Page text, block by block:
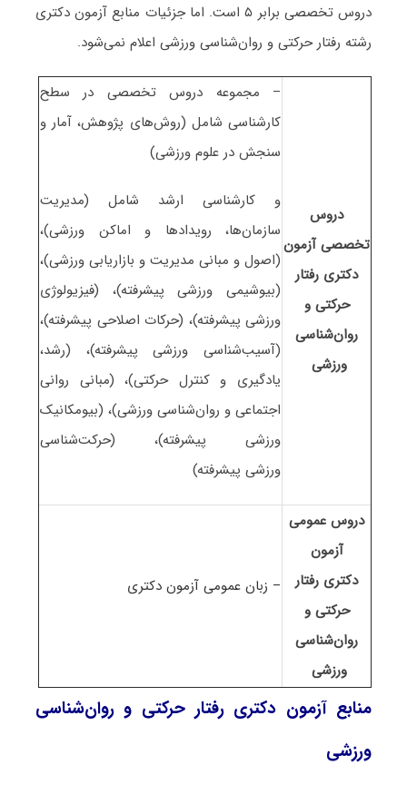
دروس تخصصی برابر ۵ است
. اما جزئیات منابع آزمون دکتری
رشته رفتار حرکتی و روان‌شناسی ورزشی اعلام نمی‌شود.
دروس
تخصصی آزمون
دکتری رفتار
حرکتی و
روان‌شناسی
ورزشی
– مجموعه دروس تخصصی در سطح
کارشناسی شامل (روشﻫﺎی ﭘﮋوﻫﺶ، آﻣﺎر و
ﺳﻨﺠﺶ در ﻋﻠﻮم ورزشی)
و کارشناسی ارشد شامل (ﻣﺪﻳﺮﻳﺖ
ﺳﺎزﻣﺎنﻫﺎ، روﻳﺪادﻫﺎ و اﻣﺎﻛﻦ ورزشی)،
(اﺻﻮل و ﻣﺒﺎنی ﻣﺪﻳﺮﻳﺖ و ﺑﺎزارﻳﺎبی ورزشی)،
(ﺑﻴﻮشیمی ورزشی ﭘﻴﺸﺮﻓﺘﻪ)، (ﻓﻴﺰﻳﻮﻟﻮژی
ورزشی ﭘﻴﺸﺮﻓﺘﻪ)، (ﺣﺮﻛﺎت اﺻﻼحی ﭘﻴﺸﺮﻓﺘﻪ)،
(آﺳﻴﺐﺷﻨاسی ورزشی ﭘﻴﺸﺮﻓﺘﻪ)، (رﺷﺪ،
ﻳﺎدﮔﻴﺮی و ﻛﻨﺘﺮل ﺣﺮکتی)، (ﻣﺒﺎنی روانی
اﺟﺘﻤﺎعی و روانﺷﻨﺎسی ورزشی)، (ﺑﻴﻮﻣﻜﺎنیک
ورزشی ﭘﻴﺸﺮﻓﺘﻪ)، (ﺣﺮﻛﺖﺷﻨﺎسی
ورزشی ﭘﻴﺸﺮﻓﺘﻪ)
دروس عمومی
آزمون
دکتری رفتار
حرکتی و
روان‌شناسی
ورزشی
– زبان عمومی آزمون دکتری
منابع آزمون دکتری رفتار حرکتی و روان‌شناسی
ورزشی